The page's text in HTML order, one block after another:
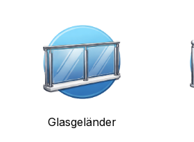
Glasgeländer